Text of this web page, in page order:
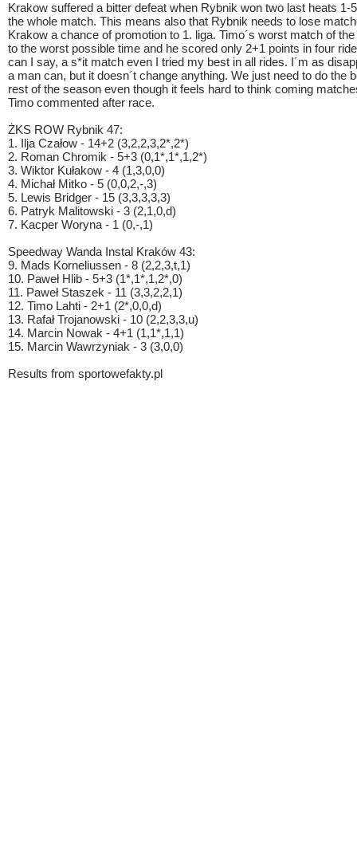
Krakow suffered a bitter defeat when Rybnik won two last heats 1-
the whole match. This means also that Rybnik needs to lose
Krakow a chance of promotion to 1. liga. Timo´s worst match of
to the worst possible time and he scored only 2+1 points in four
can I say, a s*it match even I tried my best in all rides. I´m as
a man can, but it doesn´t change anything. We just need to do the
rest of the season even though it feels hard to think coming
Timo commented after race.
ŻKS ROW Rybnik 47:
1. Ilja Czałow - 14+2 (3,2,2,3,2*,2*)
2. Roman Chromik - 5+3 (0,1*,1*,1,2*)
3. Wiktor Kułakow - 4 (1,3,0,0)
4. Michał Mitko - 5 (0,0,2,-,3)
5. Lewis Bridger - 15 (3,3,3,3,3)
6. Patryk Malitowski - 3 (2,1,0,d)
7. Kacper Woryna - 1 (0,-,1)
Speedway Wanda Instal Kraków 43:
9. Mads Korneliussen - 8 (2,2,3,t,1)
10. Paweł Hlib - 5+3 (1*,1*,1,2*,0)
11. Paweł Staszek - 11 (3,3,2,2,1)
12. Timo Lahti - 2+1 (2*,0,0,d)
13. Rafał Trojanowski - 10 (2,2,3,3,u)
14. Marcin Nowak - 4+1 (1,1*,1,1)
15. Marcin Wawrzyniak - 3 (3,0,0)
Results from sportowefakty.pl